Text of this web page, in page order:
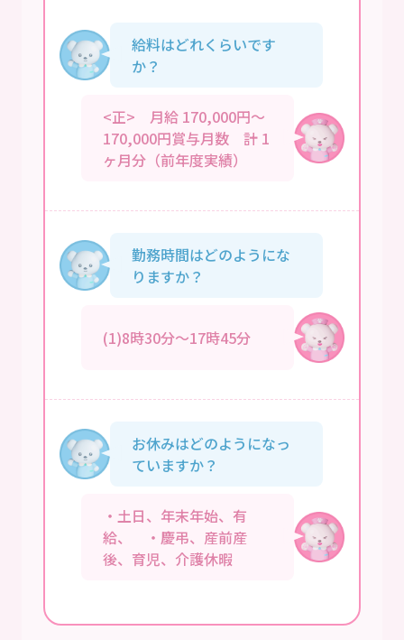
給料はどれくらいです
か？
<正> 月給 170,000円～
170,000円賞与月数 計 1
ヶ月分（前年度実績）
勤務時間はどのようにな
りますか？
(1)8時30分～17時45分
お休みはどのようになっ
ていますか？
・土日、年末年始、有
給、 ・慶弔、産前産
後、育児、介護休暇